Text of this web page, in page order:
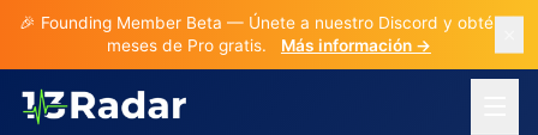
🎉 Founding Member Beta — Únete a nuestro Discord y obtén 3
meses de Pro gratis.
Más información →